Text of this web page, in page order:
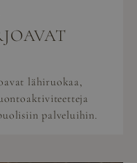
lähiruokaa,
palveluihin.